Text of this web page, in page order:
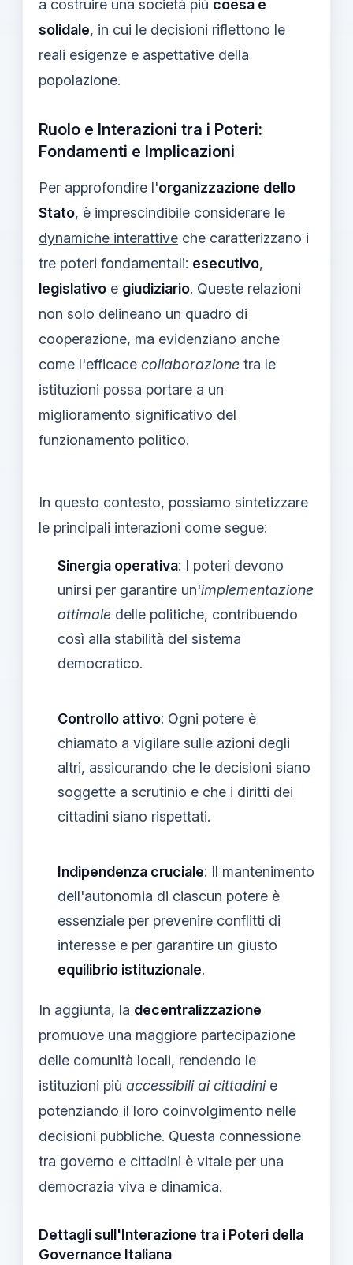
a costruire una società più coesa e
solidale, in cui le decisioni riflettono le
reali esigenze e aspettative della
popolazione.
Ruolo e Interazioni tra i Poteri:
Fondamenti e Implicazioni
Per approfondire l'organizzazione dello
Stato, è imprescindibile considerare le
dynamiche interattive che caratterizzano i
tre poteri fondamentali: esecutivo,
legislativo e giudiziario. Queste relazioni
non solo delineano un quadro di
cooperazione, ma evidenziano anche
come l'efficace collaborazione tra le
istituzioni possa portare a un
miglioramento significativo del
funzionamento politico.
In questo contesto, possiamo sintetizzare
le principali interazioni come segue:
Sinergia operativa: I poteri devono
unirsi per garantire un'implementazione
ottimale delle politiche, contribuendo
così alla stabilità del sistema
democratico.
Controllo attivo: Ogni potere è
chiamato a vigilare sulle azioni degli
altri, assicurando che le decisioni siano
soggette a scrutinio e che i diritti dei
cittadini siano rispettati.
Indipendenza cruciale: Il mantenimento
dell'autonomia di ciascun potere è
essenziale per prevenire conflitti di
interesse e per garantire un giusto
equilibrio istituzionale.
In aggiunta, la decentralizzazione
promuove una maggiore partecipazione
delle comunità locali, rendendo le
istituzioni più accessibili ai cittadinie
potenziando il loro coinvolgimento nelle
decisioni pubbliche. Questa connessione
tra governo e cittadini è vitale per una
democrazia viva e dinamica.
Dettagli sull'Interazione tra i Poteri della
Governance Italiana